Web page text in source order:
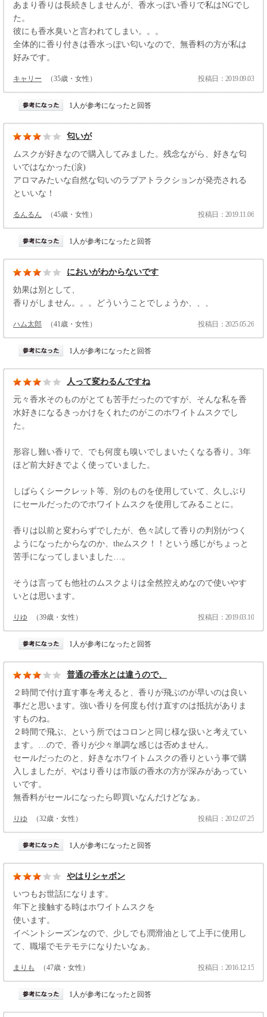
あまり香りは長続きしませんが、香水っぽい香りで私はNGでし
た。
彼にも香水臭いと言われてしまい。。。
全体的に香り付きは香水っぽい匂いなので、無香料の方が私は
好みです。
キャリー （35歳・女性） 投稿日：2019.09.03
1人が参考になったと回答
匂いが
ムスクが好きなので購入してみました。残念ながら、好きな匂
いではなかった(涙)
アロマみたいな自然な匂いのラブアトラクションが発売される
といいな！
るんるん （45歳・女性） 投稿日：2019.11.06
1人が参考になったと回答
においがわからないです
効果は別として、
香りがしません。。。どういうことでしょうか、、、
ハム太郎 （41歳・女性） 投稿日：2025.05.26
1人が参考になったと回答
人って変わるんですね
元々香水そのものがとても苦手だったのですが、そんな私を香
水好きになるきっかけをくれたのがこのホワイトムスクでし
た。
形容し難い香りで、でも何度も嗅いでしまいたくなる香り。3年
ほど前大好きでよく使っていました。
しばらくシークレット等、別のものを使用していて、久しぶり
にセールだったのでホワイトムスクを使用してみることに。
香りは以前と変わらずでしたが、色々試して香りの判別がつく
ようになったからなのか、theムスク！！という感じがちょっと
苦手になってしまいました…。
そうは言っても他社のムスクよりは全然控えめなので使いやす
いとは思います。
りゆ （39歳・女性） 投稿日：2019.03.10
1人が参考になったと回答
普通の香水とは違うので、
２時間で付け直す事を考えると、香りが飛ぶのが早いのは良い
事だと思います。強い香りを何度も付け直すのは抵抗がありま
すものね。
２時間で飛ぶ、という所ではコロンと同じ様な扱いと考えてい
ます。…ので、香りが少々単調な感じは否めません。
セールだったのと、好きなホワイトムスクの香りという事で購
入しましたが、やはり香りは市販の香水の方が深みがあってい
いです。
無香料がセールになったら即買いなんだけどなぁ。
りゆ （32歳・女性） 投稿日：2012.07.25
1人が参考になったと回答
やはりシャボン
いつもお世話になります。
年下と接触する時はホワイトムスクを
使います。
イベントシーズンなので、少しでも潤滑油として上手に使用し
て、職場でモテモテになりたいなぁ。
まりも （47歳・女性） 投稿日：2016.12.15
1人が参考になったと回答